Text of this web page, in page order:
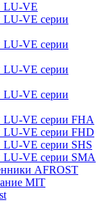
LU-VE
LU-VE серии
LU-VE серии
LU-VE серии
LU-VE серии
LU-VE серии FHA
LU-VE серии FHD
LU-VE серии SHS
LU-VE серии SMA
AFROST
MIT